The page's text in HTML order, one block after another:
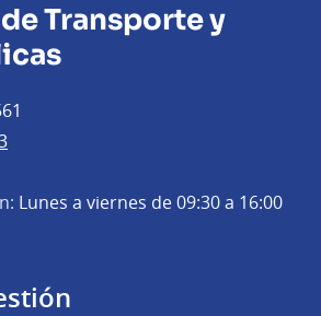
Transporte y
Lunes a viernes de 09:30 a 16:00